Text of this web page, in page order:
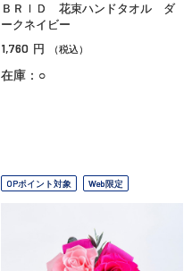
ＢＲＩＤ 花束ハンドタオル ダ
ークネイビー
1,760 円 （税込）
在庫：○
OPポイント対象 Web限定